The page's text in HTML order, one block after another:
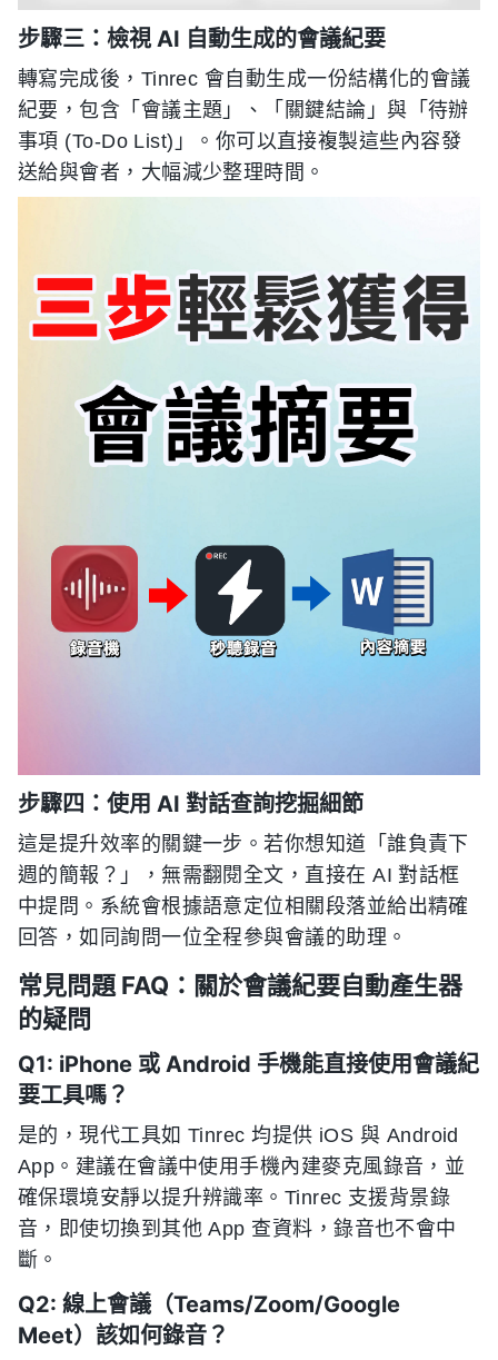
步驟三：檢視 AI 自動生成的會議紀要
轉寫完成後，Tinrec 會自動生成一份結構化的會議
紀要，包含「會議主題」、「關鍵結論」與「待辦
事項 (To-Do List)」。你可以直接複製這些內容發
送給與會者，大幅減少整理時間。
步驟四：使用 AI 對話查詢挖掘細節
這是提升效率的關鍵一步。若你想知道「誰負責下
週的簡報？」，無需翻閱全文，直接在 AI 對話框
中提問。系統會根據語意定位相關段落並給出精確
回答，如同詢問一位全程參與會議的助理。
常見問題 FAQ：關於會議紀要自動產生器
的疑問
Q1: iPhone 或 Android 手機能直接使用會議紀
要工具嗎？
是的，現代工具如 Tinrec 均提供 iOS 與 Android
App。建議在會議中使用手機內建麥克風錄音，並
確保環境安靜以提升辨識率。Tinrec 支援背景錄
音，即使切換到其他 App 查資料，錄音也不會中
斷。
Q2: 線上會議（Teams/Zoom/Google
Meet）該如何錄音？